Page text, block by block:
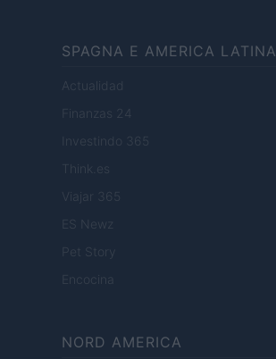
SPAGNA E AMERICA LATINA
Actualidad
Finanzas 24
Investindo 365
Think.es
Viajar 365
ES Newz
Pet Story
Encocina
NORD AMERICA